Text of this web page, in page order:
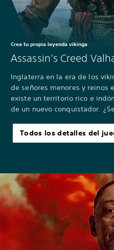
Crea tu propia leyenda vikinga
Assassin's Creed
Inglaterra en la era de los
de señores menores y reinos
existe un territorio rico e
de un nuevo conquistador.
Todos los detalles del